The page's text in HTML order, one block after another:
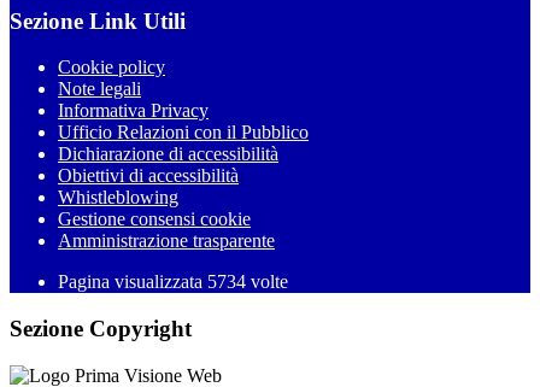
Sezione Link Utili
Cookie policy
Note legali
Informativa Privacy
Ufficio Relazioni con il Pubblico
Dichiarazione di accessibilità
Obiettivi di accessibilità
Whistleblowing
Gestione consensi cookie
Amministrazione trasparente
Pagina visualizzata 5734 volte
Sezione Copyright